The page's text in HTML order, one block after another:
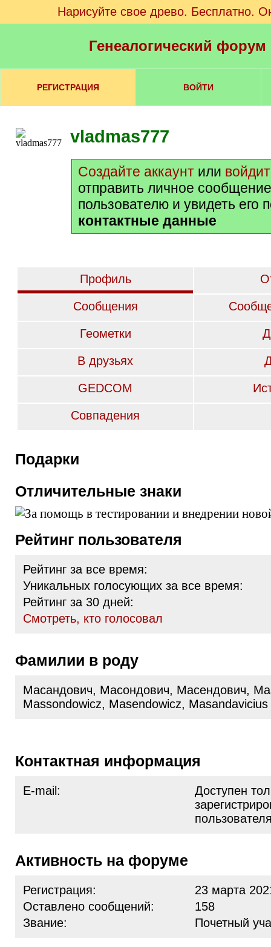
Нарисуйте свое древо. Бесплатно.
Генеалогический
РЕГИСТРАЦИЯ ВОЙТИ
vladmas777
Создайте аккаунт или
отправить личное
пользователю и увидеть его
контактные данные
Профиль
Сообщения
Геометки
В друзьях
GEDCOM
Совпадения
Подарки
Отличительные знаки
Рейтинг пользователя
Рейтинг за все время:
Уникальных голосующих за все время:
Рейтинг за 30 дней:
Cмотреть, кто голосовал
Фамилии в роду
Масандович, Масондович, Масендович,
Massondowicz, Masendowicz, Masandaviсius
Контактная информация
E-mail:
Доступен
Активность на форуме
Регистрация:
23 марта
Оставлено сообщений:
158
Звание:
Почетный